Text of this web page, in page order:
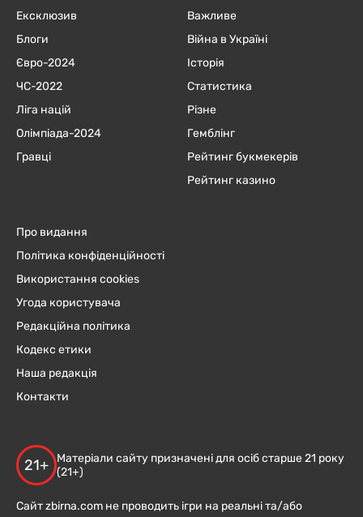
Ексклюзив
Блоги
Євро-2024
ЧC-2022
Ліга націй
Олімпіада-2024
Гравці
Важливе
Війна в Україні
Історія
Статистика
Різне
Гемблінг
Рейтинг букмекерів
Рейтинг казино
Про видання
Політика конфіденційності
Використання cookies
Угода користувача
Редакційна політика
Кодекс етики
Наша редакція
Контакти
21+
Матеріали сайту призначені для осіб старше 21 року
(21+)
Сайт zbirna.com не проводить ігри на реальні та/або